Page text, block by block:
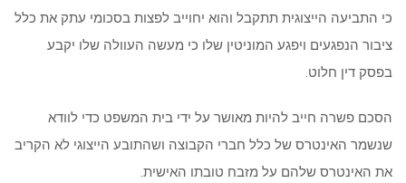
כי התביעה הייצוגית תתקבל והוא יחוייב לפצות בסכומי עתק את כלל
ציבור הנפגעים ויפגע המוניטין שלו כי מעשה העוולה שלו יקבע
בפסק דין חלוט.
הסכם פשרה חייב להיות מאושר על ידי בית המשפט כדי לוודא
שנשמר האינטרס של כלל חברי הקבוצה ושהתובע הייצוגי לא הקריב
את האינטרס שלהם על מזבח טובתו האישית.